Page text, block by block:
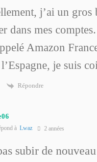
j’ai un
dans mes comptes.
Amazon
je suis
Répondre
à Lwaz 2 années
subir de